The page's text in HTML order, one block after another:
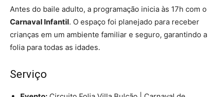
Antes do baile adulto, a programação inicia às 17h com o
Carnaval Infantil. O espaço foi planejado para receber
crianças em um ambiente familiar e seguro, garantindo a
folia para todas as idades.
Serviço